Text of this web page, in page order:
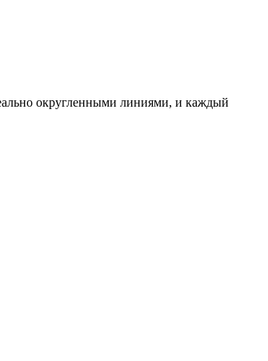
округленными линиями, и каждый